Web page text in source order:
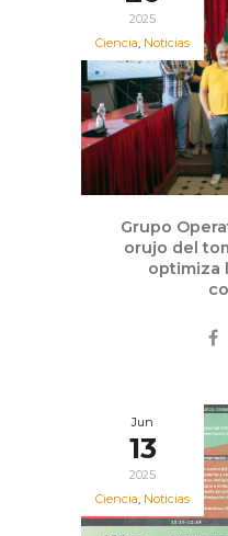
2025
Ciencia, Noticias
Grupo
orujo del
optimiza
Jun
13
2025
Ciencia, Noticias